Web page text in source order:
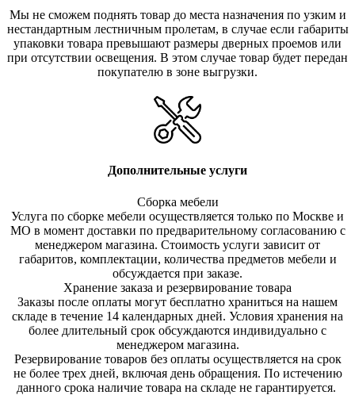
Мы не сможем поднять товар до места назначения по узким и
нестандартным лестничным пролетам, в случае если габариты
упаковки товара превышают размеры дверных проемов или
при отсутствии освещения. В этом случае товар будет передан
покупателю в зоне выгрузки.
Дополнительные услуги
Сборка мебели
Услуга по сборке мебели осуществляется только по Москве и
МО в момент доставки по предварительному согласованию с
менеджером магазина. Стоимость услуги зависит от
габаритов, комплектации, количества предметов мебели и
обсуждается при заказе.
Хранение заказа и резервирование товара
Заказы после оплаты могут бесплатно храниться на нашем
складе в течение 14 календарных дней. Условия хранения на
более длительный срок обсуждаются индивидуально с
менеджером магазина.
Резервирование товаров без оплаты осуществляется на срок
не более трех дней, включая день обращения. По истечению
данного срока наличие товара на складе не гарантируется.